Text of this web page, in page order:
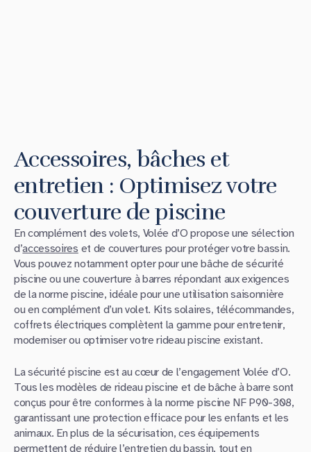
Accessoires, bâches et
entretien : Optimisez votre
couverture de piscine
En complément des volets, Volée d’O propose une sélection
d’accessoires et de couvertures pour protéger votre bassin.
Vous pouvez notamment opter pour une bâche de sécurité
piscine ou une couverture à barres répondant aux exigences
de la norme piscine, idéale pour une utilisation saisonnière
ou en complément d’un volet. Kits solaires, télécommandes,
coffrets électriques complètent la gamme pour entretenir,
moderniser ou optimiser votre rideau piscine existant.
La sécurité piscine est au cœur de l’engagement Volée d’O.
Tous les modèles de rideau piscine et de bâche à barre sont
conçus pour être conformes à la norme piscine NF P90-308,
garantissant une protection efficace pour les enfants et les
animaux. En plus de la sécurisation, ces équipements
permettent de réduire l’entretien du bassin, tout en